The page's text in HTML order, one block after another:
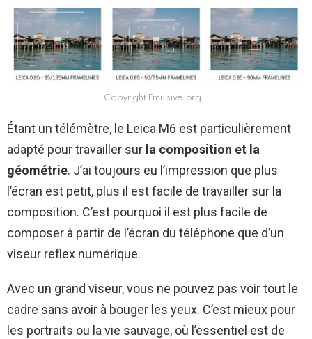
Copyright Emulsive.org
Étant un télémètre, le Leica M6 est particulièrement
adapté pour travailler sur la composition et la
géométrie. J’ai toujours eu l’impression que plus
l’écran est petit, plus il est facile de travailler sur la
composition. C’est pourquoi il est plus facile de
composer à partir de l’écran du téléphone que d’un
viseur reflex numérique.
Avec un grand viseur, vous ne pouvez pas voir tout le
cadre sans avoir à bouger les yeux. C’est mieux pour
les portraits ou la vie sauvage, où l’essentiel est de